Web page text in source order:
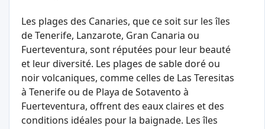
Les plages des Canaries, que ce soit sur les îles
de Tenerife, Lanzarote, Gran Canaria ou
Fuerteventura, sont réputées pour leur beauté
et leur diversité. Les plages de sable doré ou
noir volcaniques, comme celles de Las Teresitas
à Tenerife ou de Playa de Sotavento à
Fuerteventura, offrent des eaux claires et des
conditions idéales pour la baignade. Les îles